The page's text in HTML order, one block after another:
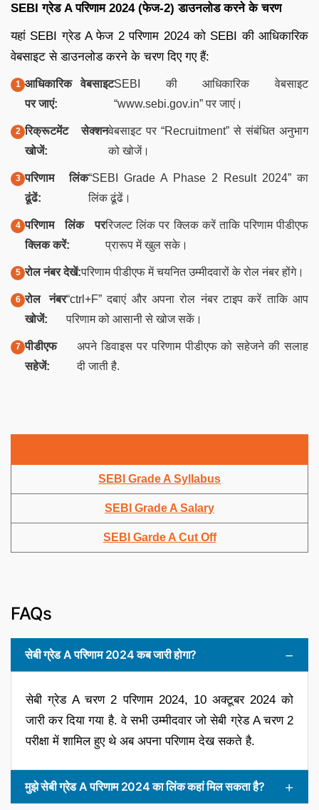
SEBI ग्रेड A परिणाम 2024 (फेज-2) डाउनलोड करने के चरण
यहां SEBI ग्रेड A फेज 2 परिणाम 2024 को SEBI की आधिकारिक
वेबसाइट से डाउनलोड करने के चरण दिए गए हैं:
आधिकारिक वेबसाइट
पर जाएं:
SEBI की आधिकारिक वेबसाइट
“www.sebi.gov.in” पर जाएं।
रिक्रूटमेंट सेक्शन
खोजें:
वेबसाइट पर “Recruitment” से संबंधित अनुभाग
को खोजें।
परिणाम लिंक
ढूंढें:
“SEBI Grade A Phase 2 Result 2024” का
लिंक ढूंढें।
परिणाम लिंक पर
क्लिक करें:
रिजल्ट लिंक पर क्लिक करें ताकि परिणाम पीडीएफ
प्रारूप में खुल सके।
रोल नंबर देखें:परिणाम पीडीएफ में चयनित उम्मीदवारों के रोल नंबर होंगे।
रोल नंबर
खोजें:
“ctrl+F” दबाएं और अपना रोल नंबर टाइप करें ताकि आप
परिणाम को आसानी से खोज सकें।
पीडीएफ
सहेजें:
अपने डिवाइस पर परिणाम पीडीएफ को सहेजने की सलाह
दी जाती है.
SEBI Grade A Syllabus
SEBI Grade A Salary
SEBI Garde A Cut Off
FAQs
सेबी ग्रेड A परिणाम 2024 कब जारी होगा?
सेबी ग्रेड A चरण 2 परिणाम 2024, 10 अक्टूबर 2024 को
जारी कर दिया गया है. वे सभी उम्मीदवार जो सेबी ग्रेड A चरण 2
परीक्षा में शामिल हुए थे अब अपना परिणाम देख सकते है.
मुझे सेबी ग्रेड A परिणाम 2024 का लिंक कहां मिल सकता है?